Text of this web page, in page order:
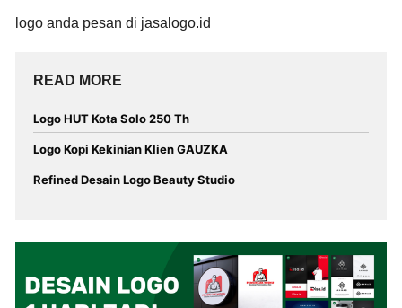
logo anda pesan di jasalogo.id
READ MORE
Logo HUT Kota Solo 250 Th
Logo Kopi Kekinian Klien GAUZKA
Refined Desain Logo Beauty Studio